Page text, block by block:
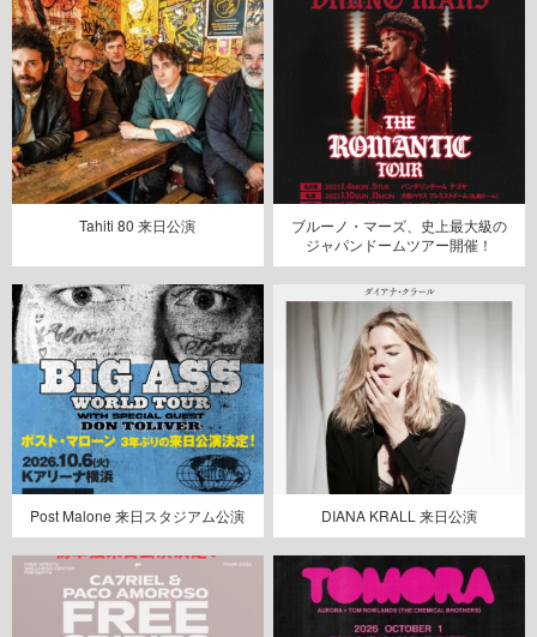
Tahiti 80 来日公演
ブルーノ・マーズ、史上最大級の
ジャパンドームツアー開催！
Post Malone 来日スタジアム公演 DIANA KRALL 来日公演